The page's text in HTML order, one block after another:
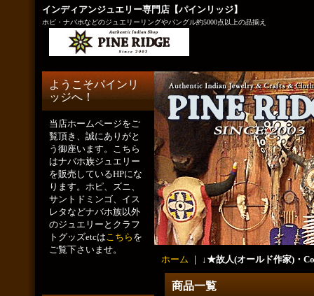
インディアンジュエリー専門店【パインリッジ】
ホピ・ナバホなどのジュエリーリングやバングル約5000点以上の品揃え
ようこそパインリ
ッジへ！
当店ホームページをご
覧頂き、誠にありがと
う御座います。こちら
はナバホ族ジュエリー
を販売しているHPにな
ります。ホピ、ズニ、
サントドミンゴ、イス
レタなどナバホ族以外
のジュエリーとクラフ
トグッズetcはこちら を
ご覧下さいませ。
ホーム ｜ ↓★故人(オールド作家)・
商品一覧